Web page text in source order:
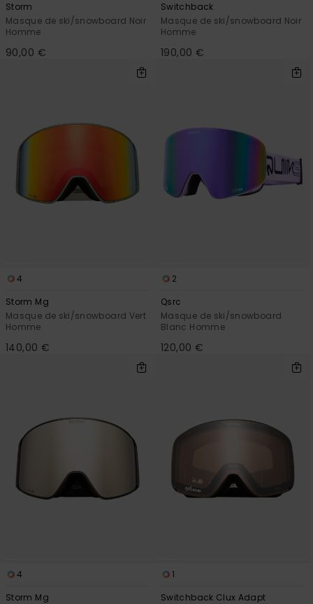
de
la FAQ
Storm
Masque de ski/snowboard Noir
Homme
90,00 €
Switchback
Masque de ski/snowboard Noir
Homme
190,00 €
4
Storm Mg
Masque de ski/snowboard Vert
Homme
140,00 €
2
Qsrc
Masque de ski/snowboard
Blanc Homme
120,00 €
4
Storm Mg
1
Switchback Clux Adapt